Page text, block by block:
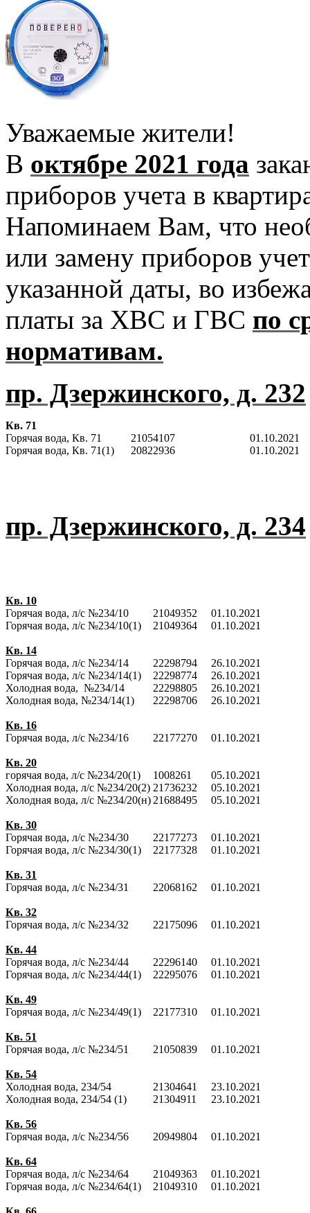
Уважаемые жители!
В октябре 2021 года
приборов учета в
Напоминаем Вам, что
или замену приборов
указанной даты, во
платы за ХВС и ГВС по
нормативам.
пр. Дзержинского, д. 232
Кв. 71
Горячая вода, Кв. 71
21054107
Горячая вода, Кв. 71(1) 20822936 01.10.2021
пр. Дзержинского, д. 234
Кв. 10
Горячая вода, л/с №234/10
21049352 01.10.2021
Горячая вода, л/с №234/10(1)
21049364 01.10.2021
Кв. 14
Горячая вода, л/с №234/14
22298794
26.10.2021
Горячая вода, л/с №234/14(1)
22298774
26.10.2021
Холодная вода, №234/14
22298805
26.10.2021
Холодная вода, №234/14(1)
22298706 26.10.2021
Кв. 16
Горячая вода, л/с №234/16
22177270 01.10.2021
Кв. 20
горячая вода, л/с №234/20(1)
1008261
05.10.2021
Холодная вода, л/с №234/20(2) 21736232
05.10.2021
Холодная вода, л/с №234/20(н) 21688495 05.10.2021
Кв. 30
Горячая вода, л/с №234/30
22177273
01.10.2021
Горячая вода, л/с №234/30(1)
22177328 01.10.2021
Кв. 31
Горячая вода, л/с №234/31
22068162 01.10.2021
Кв. 32
Горячая вода, л/с №234/32
22175096 01.10.2021
Кв. 44
Горячая вода, л/с №234/44
22296140
01.10.2021
Горячая вода, л/с №234/44(1)
22295076 01.10.2021
Кв. 49
Горячая вода, л/с №234/49(1)
22177310 01.10.2021
Кв. 51
Горячая вода, л/с №234/51
21050839 01.10.2021
Кв. 54
Холодная вода, 234/54
21304641
23.10.2021
Холодная вода, 234/54 (1)
21304911 23.10.2021
Кв. 56
Горячая вода, л/с №234/56
20949804 01.10.2021
Кв. 64
Горячая вода, л/с №234/64
21049363
01.10.2021
Горячая вода, л/с №234/64(1)
21049310 01.10.2021